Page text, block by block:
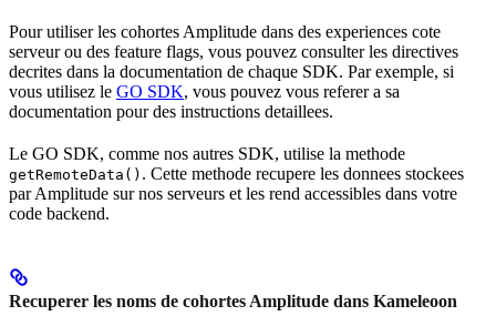
Pour utiliser les cohortes Amplitude dans des experiences cote
serveur ou des feature flags, vous pouvez consulter les directives
decrites dans la documentation de chaque SDK. Par exemple, si
vous utilisez le GO SDK, vous pouvez vous referer a sa
documentation pour des instructions detaillees.
Le GO SDK, comme nos autres SDK, utilise la methode
getRemoteData() . Cette methode recupere les donnees stockees
par Amplitude sur nos serveurs et les rend accessibles dans votre
code backend.
Recuperer les noms de cohortes Amplitude dans Kameleoon